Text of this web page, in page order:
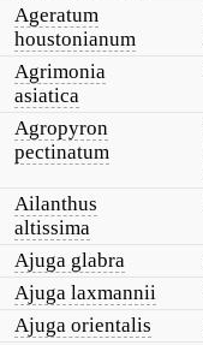
Ageratum
houstonianum
Agrimonia
asiatica
Agropyron
pectinatum
Ailanthus
altissima
Ajuga glabra
Ajuga laxmannii
Ajuga orientalis